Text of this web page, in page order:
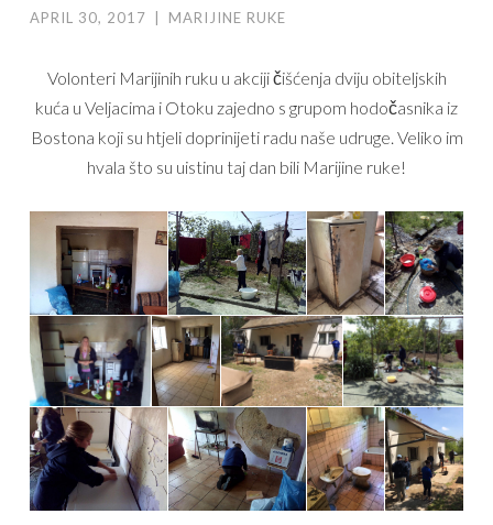
APRIL 30, 2017 MARIJINE RUKE
Volonteri Marijinih ruku u akciji čišćenja dviju obiteljskih
kuća u Veljacima i Otoku zajedno s grupom hodočasnika iz
Bostona koji su htjeli doprinijeti radu naše udruge. Veliko im
hvala što su uistinu taj dan bili Marijine ruke!